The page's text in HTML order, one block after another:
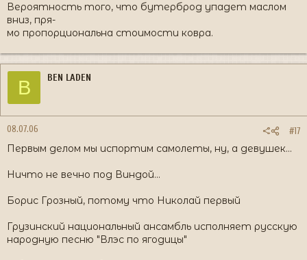
Вероятность того, что бутерброд упадет маслом
вниз, пря-
мо пропорциональна стоимости ковра.
B BEN LADEN
08.07.06 #17
Пеpвым делом мы испоpтим самолеты, ну, а девушек...
Ничто не вечно под Виндой...
Борис Грозный, потому что Николай первый
Грузинский национальный ансамбль исполняет русскую
народную песню "Влэс по ягодицы"